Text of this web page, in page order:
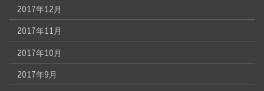
2017年12月
2017年11月
2017年10月
2017年9月